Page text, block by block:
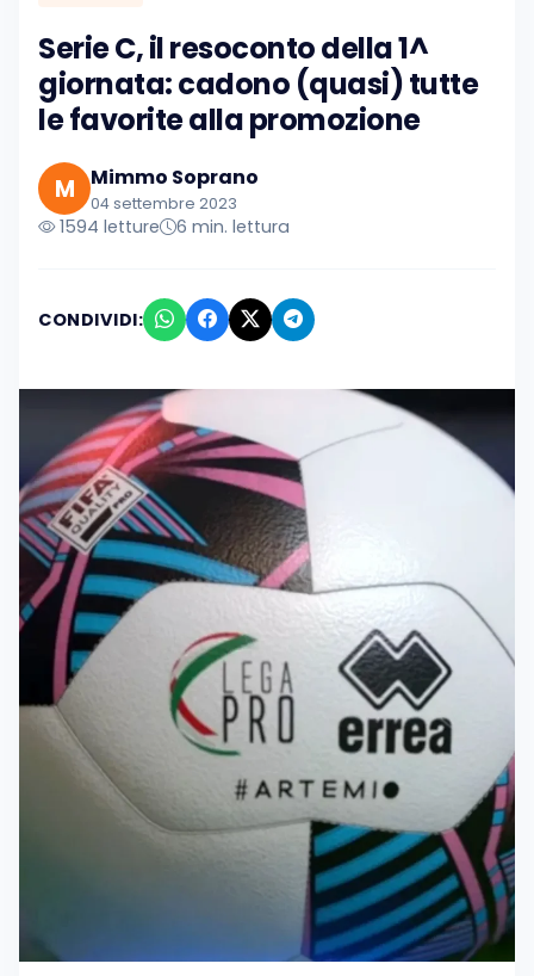
Serie C, il resoconto della 1^
giornata: cadono (quasi) tutte
le favorite alla promozione
M Mimmo Soprano
04 settembre 2023
1594 letture 6 min. lettura
CONDIVIDI: